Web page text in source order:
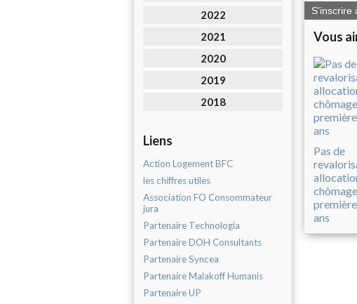
2022
2021
2020
2019
2018
Liens
Action Logement BFC
les chiffres utiles
Association FO Consommateur
jura
Partenaire Technologia
Partenaire DOH Consultants
Partenaire Syncea
Partenaire Malakoff Humanis
Partenaire UP
S'inscrire
Vous
Pas de
ans